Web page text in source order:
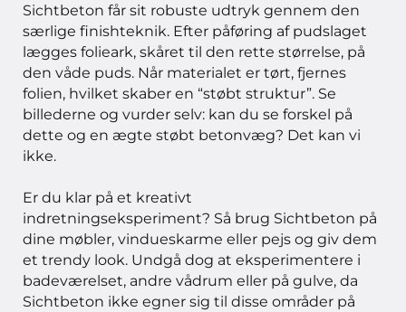
Sichtbeton får sit robuste udtryk gennem den
særlige finishteknik. Efter påføring af pudslaget
lægges folieark, skåret til den rette størrelse, på
den våde puds. Når materialet er tørt, fjernes
folien, hvilket skaber en “støbt struktur”. Se
billederne og vurder selv: kan du se forskel på
dette og en ægte støbt betonvæg? Det kan vi
ikke.
Er du klar på et kreativt
indretningseksperiment? Så brug Sichtbeton på
dine møbler, vindueskarme eller pejs og giv dem
et trendy look. Undgå dog at eksperimentere i
badeværelset, andre vådrum eller på gulve, da
Sichtbeton ikke egner sig til disse områder på